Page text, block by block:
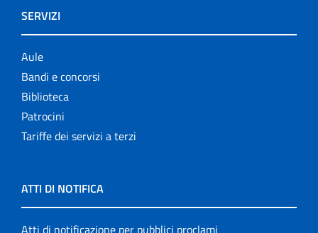
SERVIZI
Aule
Bandi e concorsi
Biblioteca
Patrocini
Tariffe dei servizi a terzi
ATTI DI NOTIFICA
Atti di notificazione per pubblici proclami